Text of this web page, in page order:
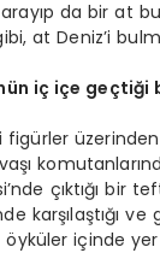
da bir at
at Deniz’i
iç içe geçtiği
figürler
çıktığı bir
karşılaştığı ve
içinde yer